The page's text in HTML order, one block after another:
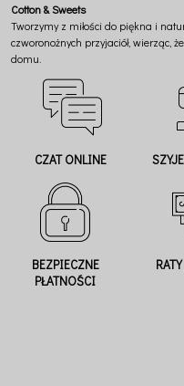
Cotton & Sweets
Tworzymy z miłości do piękna i
czworonożnych przyjaciół, wierząc,
domu.
CZAT ONLINE
BEZPIECZNE
PŁATNOŚCI